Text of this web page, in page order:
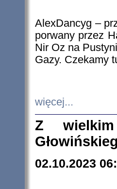
AlexDancyg –
porwany przez
Nir Oz na
Gazy. Czekamy
więcej...
Z
02.10.2023